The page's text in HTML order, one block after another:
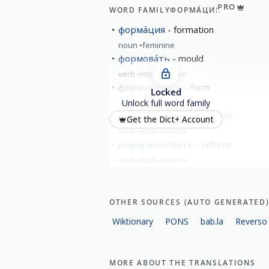
WORD FAMILYФОРМА́ЦИЯPRO
форма́ция formation
noun feminine
формова́ть mould
verb imperfective
формирова́ть form
verb imperfective
деформи́ровать deform
verb both aspects
реформи́ровать
Locked
Unlock full word family
Get the Dict+ Account
OTHER SOURCES (AUTO GENERATED)
Wiktionary PONS bab.la Reverso
MORE ABOUT THE TRANSLATIONS